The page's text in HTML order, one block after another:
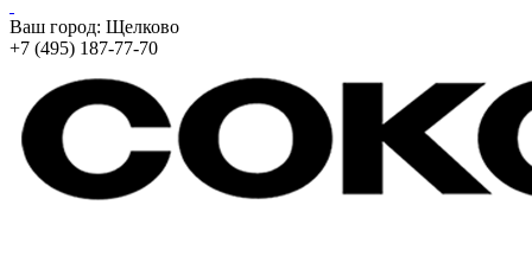
Ваш город: Щелково
+7 (495) 187-77-70